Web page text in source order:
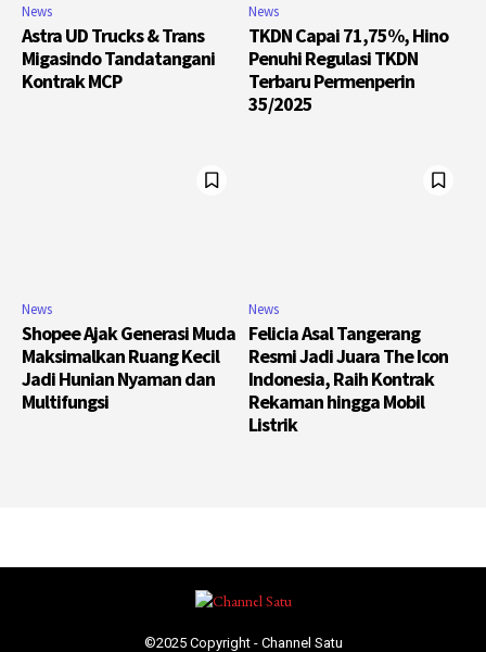
News
Astra UD Trucks & Trans
Migasindo Tandatangani
Kontrak MCP
News
TKDN Capai 71,75%, Hino
Penuhi Regulasi TKDN
Terbaru Permenperin
35/2025
News
Shopee Ajak Generasi Muda
Maksimalkan Ruang Kecil
Jadi Hunian Nyaman dan
Multifungsi
News
Felicia Asal Tangerang
Resmi Jadi Juara The Icon
Indonesia, Raih Kontrak
Rekaman hingga Mobil
Listrik
©2025 Copyright - Channel Satu